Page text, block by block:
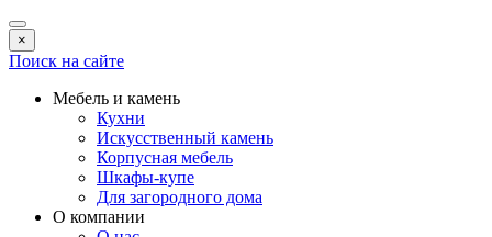
×
Поиск на сайте
Мебель и камень
Кухни
Искусственный камень
Корпусная мебель
Шкафы-купе
Для загородного дома
О компании